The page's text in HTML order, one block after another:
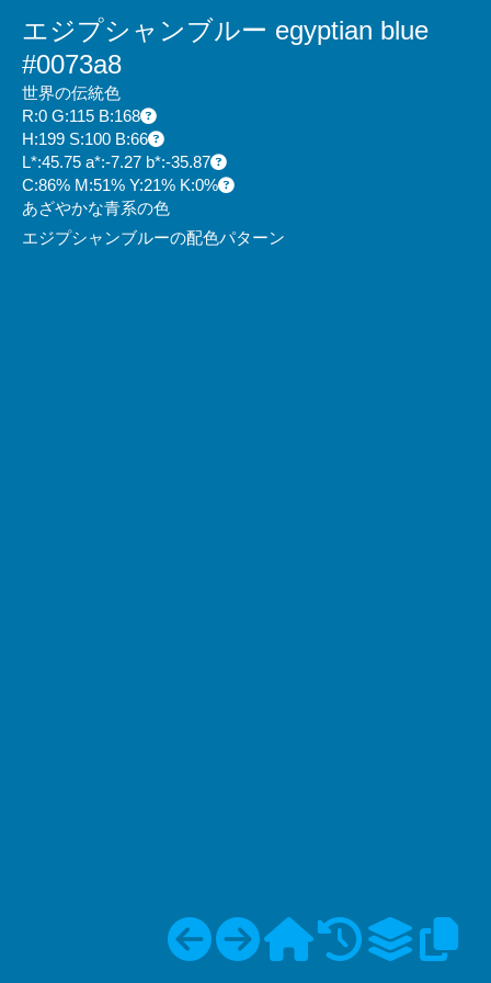
エジプシャンブルー egyptian blue
#0073a8
世界の伝統色
R:0 G:115 B:168
H:199 S:100 B:66
L*:45.75 a*:-7.27 b*:-35.87
C:86% M:51% Y:21% K:0%
あざやかな青系の色
エジプシャンブルーの配色パターン